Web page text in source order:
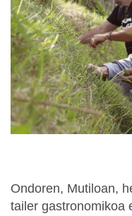
Ondoren, Mutiloan,
tailer gastronomikoa